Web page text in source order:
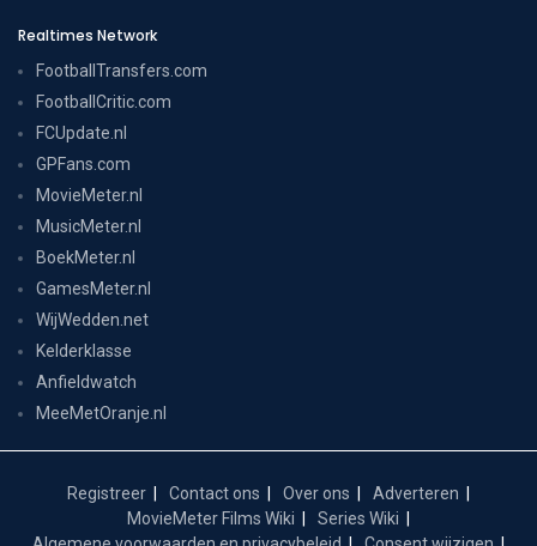
Realtimes Network
FootballTransfers.com
FootballCritic.com
FCUpdate.nl
GPFans.com
MovieMeter.nl
MusicMeter.nl
BoekMeter.nl
GamesMeter.nl
WijWedden.net
Kelderklasse
Anfieldwatch
MeeMetOranje.nl
Registreer Contact ons Over ons
Adverteren
MovieMeter Films Wiki
Series Wiki